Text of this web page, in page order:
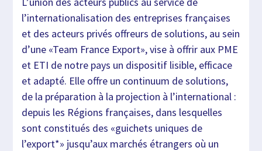
l’internationalisation des entreprises françaises
et des acteurs privés offreurs de solutions, au sein
d’une «Team France Export», vise à offrir aux PME
et ETI de notre pays un dispositif lisible, efficace
et adapté. Elle offre un continuum de solutions,
de la préparation à la projection à l’international :
depuis les Régions françaises, dans lesquelles
sont constitués des «guichets uniques de
l’export*» jusqu’aux marchés étrangers où un